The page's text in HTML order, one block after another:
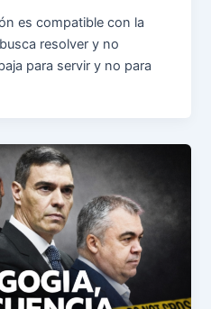
es compatible con la
resolver y no
para servir y no para